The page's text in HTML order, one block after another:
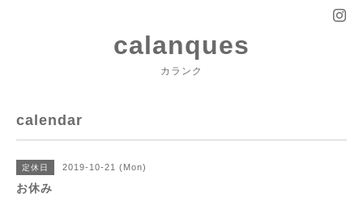
calanques
カランク
calendar
定休日 2019-10-21 (Mon)
お休み